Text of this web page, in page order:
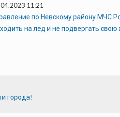
11:21
по Невскому району МЧС
на лед и не подвергать
города!